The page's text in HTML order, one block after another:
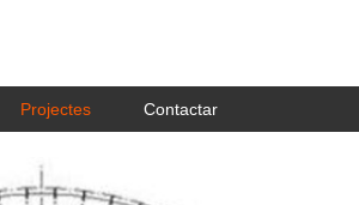
Projectes Contactar